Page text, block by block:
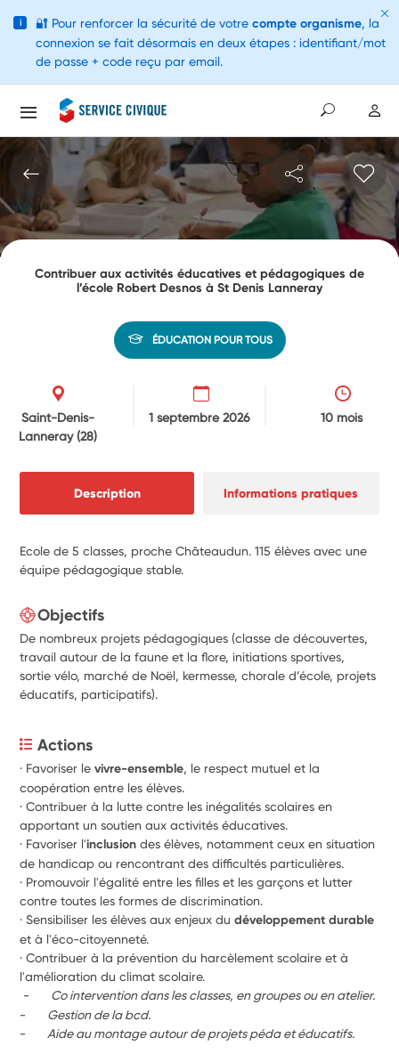
Contribuer aux activités éducatives et pédagogiques de
l’école Robert Desnos à St Denis Lanneray
ÉDUCATION POUR TOUS
Saint-Denis-
Lanneray(28)
1 septembre 2026 10 mois
Description Informations pratiques
Ecole de 5 classes, proche Châteaudun. 115 élèves avec une
équipe pédagogique stable.
Objectifs
De nombreux projets pédagogiques (classe de découvertes,
travail autour de la faune et la flore, initiations sportives,
sortie vélo, marché de Noël, kermesse, chorale d’école, projets
éducatifs, participatifs).
Actions
· Favoriser le vivre-ensemble, le respect mutuel et la
· Contribuer à la lutte contre les inégalités scolaires en
apportant un soutien aux activités éducatives.
· Favoriser l'inclusion des élèves, notamment ceux en situation
· Promouvoir l'égalité entre les filles et les garçons et lutter
· Sensibiliser les élèves aux enjeux du développement durable
· Contribuer à la prévention du harcèlement scolaire et à
l'amélioration du climat scolaire.
- Co intervention dans les classes, en groupes ou en atelier.
- Gestion de la bcd.
- Aide au montage autour de projets péda et éducatifs.
i 🔐 Pour renforcer la sécurité de votre compte organisme, la
connexion se fait désormais en deux étapes : identifiant/mot
de passe + code reçu par email.